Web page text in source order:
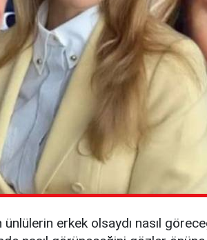
erkek olsaydı nasıl